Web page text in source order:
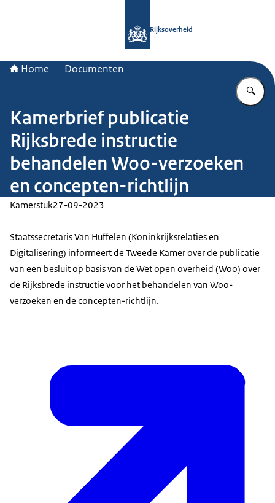
Rijksoverheid
Home Documenten
Kamerbrief publicatie
Rijksbrede instructie
behandelen Woo-verzoeken
en concepten-richtlijn
Kamerstuk27-09-2023
Staatssecretaris Van Huffelen (Koninkrijksrelaties en
Digitalisering) informeert de Tweede Kamer over de publicatie
van een besluit op basis van de Wet open overheid (Woo) over
de Rijksbrede instructie voor het behandelen van Woo-
verzoeken en de concepten-richtlijn.